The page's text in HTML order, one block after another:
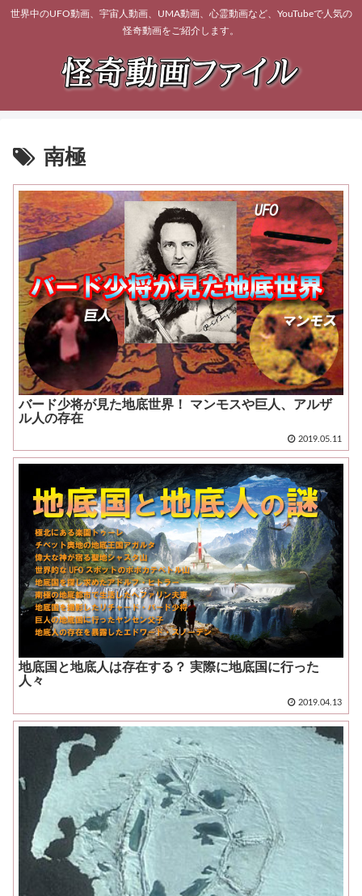
世界中のUFO動画、宇宙人動画、UMA動画、心霊動画など、YouTubeで人気の
怪奇動画をご紹介します。
南極
バード少将が見た地底世界！ マンモスや巨人、アルザ
ル人の存在
2019.05.11
地底国と地底人は存在する？ 実際に地底国に行った
人々
2019.04.13